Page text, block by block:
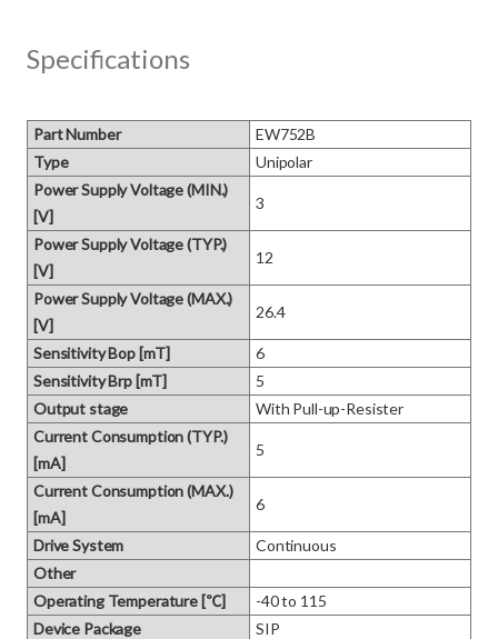
Specifications
Part Number
EW752B
Type
Unipolar
Power Supply Voltage (MIN.)
[V]
3
Power Supply Voltage (TYP.)
[V]
12
Power Supply Voltage (MAX.)
[V]
26.4
Sensitivity Bop [mT]
6
Sensitivity Brp [mT]
5
Output stage
With Pull-up-Resister
Current Consumption (TYP.)
[mA]
5
Current Consumption (MAX.)
[mA]
6
Drive System
Continuous
Other
Operating Temperature [℃]
-40 to 115
Device Package
SIP